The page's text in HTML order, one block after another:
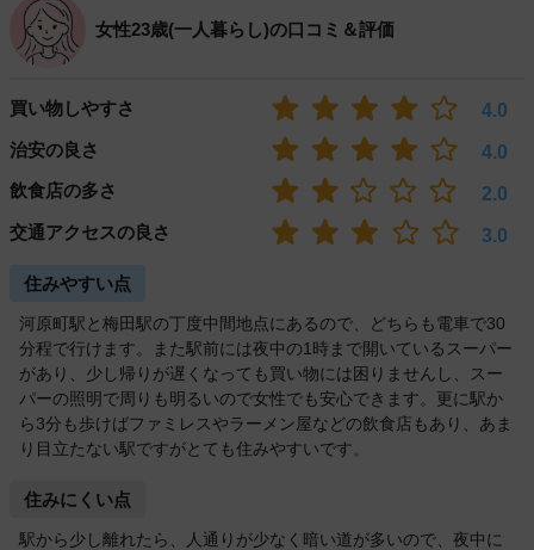
女性23歳(一人暮らし)の口コミ＆評価
買い物しやすさ
4.0
治安の良さ
4.0
飲食店の多さ
2.0
交通アクセスの良さ
3.0
住みやすい点
河原町駅と梅田駅の丁度中間地点にあるので、どちらも電車で30
分程で行けます。また駅前には夜中の1時まで開いているスーパー
があり、少し帰りが遅くなっても買い物には困りませんし、スー
パーの照明で周りも明るいので女性でも安心できます。更に駅か
ら3分も歩けばファミレスやラーメン屋などの飲食店もあり、あま
り目立たない駅ですがとても住みやすいです。
住みにくい点
駅から少し離れたら、人通りが少なく暗い道が多いので、夜中に